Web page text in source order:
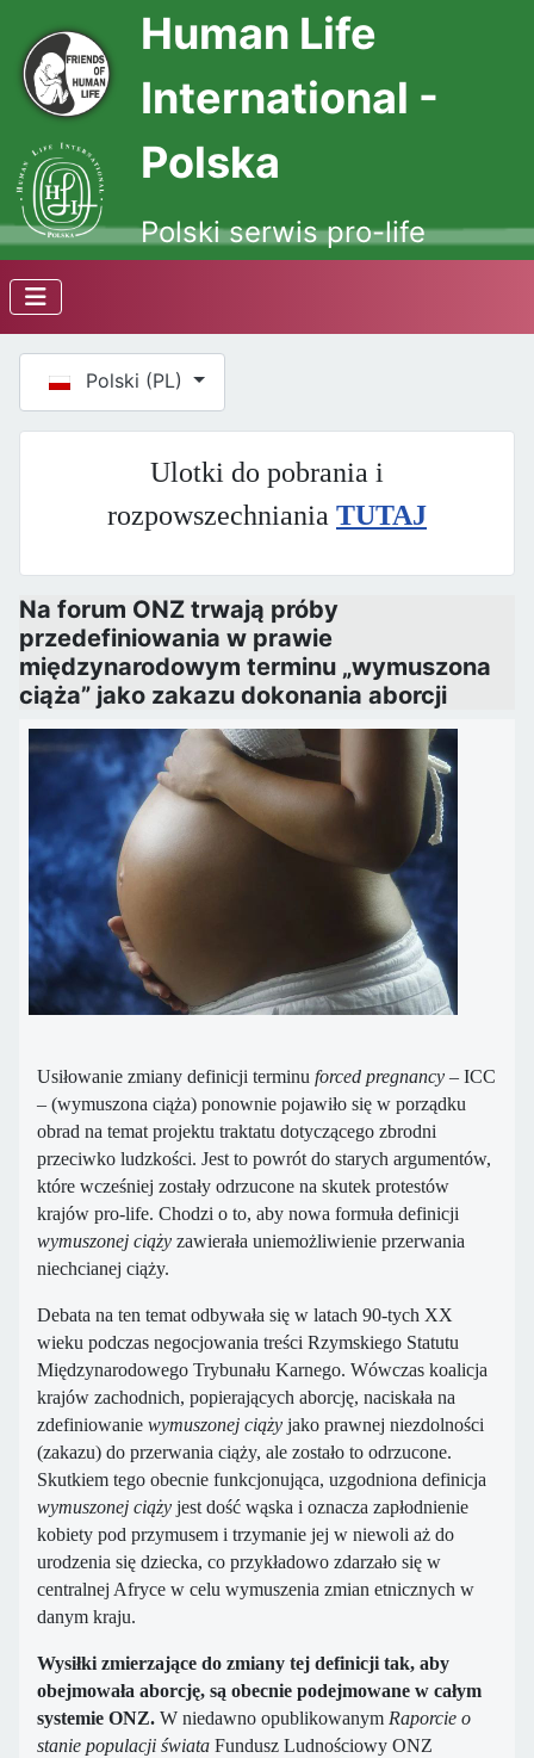
Human Life
International -
Polska
Polski serwis pro-life
Wybierz swój język
Polski (PL)
Ulotki do pobrania i
rozpowszechniania TUTAJ
Na forum ONZ trwają próby
przedefiniowania w prawie
międzynarodowym terminu „wymuszona
ciąża” jako zakazu dokonania aborcji
Usiłowanie zmiany definicji terminu forced pregnancy – ICC
– (wymuszona ciąża) ponownie pojawiło się w porządku
obrad na temat projektu traktatu dotyczącego zbrodni
przeciwko ludzkości. Jest to powrót do starych argumentów,
które wcześniej zostały odrzucone na skutek protestów
krajów pro-life. Chodzi o to, aby nowa formuła definicji
wymuszonej ciąży zawierała uniemożliwienie przerwania
niechcianej ciąży.
Debata na ten temat odbywała się w latach 90-tych XX
wieku podczas negocjowania treści Rzymskiego Statutu
Międzynarodowego Trybunału Karnego. Wówczas koalicja
krajów zachodnich, popierających aborcję, naciskała na
zdefiniowanie wymuszonej ciąży jako prawnej niezdolności
(zakazu) do przerwania ciąży, ale zostało to odrzucone.
Skutkiem tego obecnie funkcjonująca, uzgodniona definicja
wymuszonej ciąży jest dość wąska i oznacza zapłodnienie
kobiety pod przymusem i trzymanie jej w niewoli aż do
urodzenia się dziecka, co przykładowo zdarzało się w
centralnej Afryce w celu wymuszenia zmian etnicznych w
danym kraju.
Wysiłki zmierzające do zmiany tej definicji tak, aby
obejmowała aborcję, są obecnie podejmowane w całym
systemie ONZ. W niedawno opublikowanym Raporcie o
stanie populacji świata Fundusz Ludnościowy ONZ